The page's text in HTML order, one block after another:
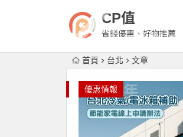
CP值
省錢優惠、好物推薦
首頁 台北 文章
優惠情報